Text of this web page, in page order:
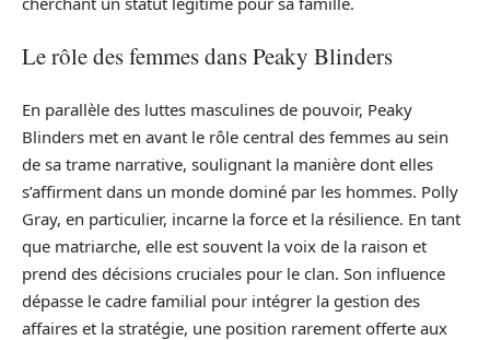
Le rôle des femmes dans Peaky Blinders
En parallèle des luttes masculines de pouvoir, Peaky
Blinders met en avant le rôle central des femmes au sein
de sa trame narrative, soulignant la manière dont elles
s’affirment dans un monde dominé par les hommes. Polly
Gray, en particulier, incarne la force et la résilience. En tant
que matriarche, elle est souvent la voix de la raison et
prend des décisions cruciales pour le clan. Son influence
dépasse le cadre familial pour intégrer la gestion des
affaires et la stratégie, une position rarement offerte aux